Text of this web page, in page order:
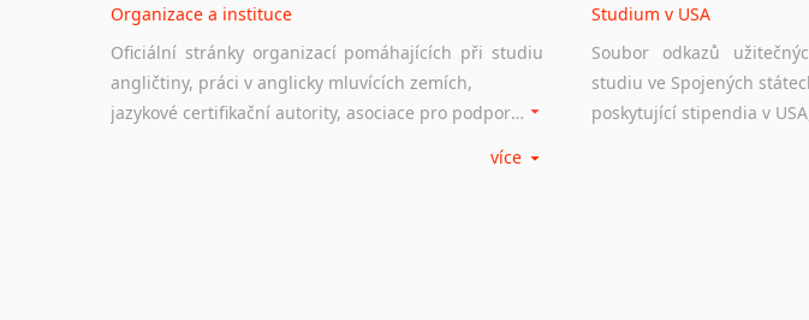
Organizace a instituce
Oficiální stránky organizací pomáhajících při studiu
angličtiny, práci v anglicky mluvících zemích,
jazykové certifikační autority, asociace pro podporu jazykového vzdělávání ad.
více
Studium v USA
Soubor odkazů
studiu ve Spojených